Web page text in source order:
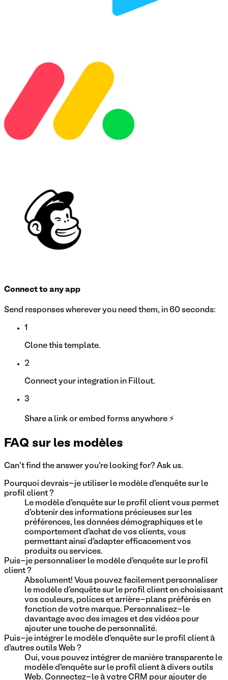
Connect to any app
Send responses wherever you need them, in 60 seconds:
1
Clone this template.
2
Connect your integration in Fillout.
3
Share a link or embed forms anywhere ⚡
FAQ sur les modèles
Can't find the answer you're looking for? Ask us.
Pourquoi devrais-je utiliser le modèle d'enquête sur le
profil client ?
Le modèle d'enquête sur le profil client vous permet
d'obtenir des informations précieuses sur les
préférences, les données démographiques et le
comportement d'achat de vos clients, vous
permettant ainsi d'adapter efficacement vos
produits ou services.
Puis-je personnaliser le modèle d'enquête sur le profil
client ?
Absolument! Vous pouvez facilement personnaliser
le modèle d'enquête sur le profil client en choisissant
vos couleurs, polices et arrière-plans préférés en
fonction de votre marque. Personnalisez-le
davantage avec des images et des vidéos pour
ajouter une touche de personnalité.
Puis-je intégrer le modèle d'enquête sur le profil client à
d'autres outils Web ?
Oui, vous pouvez intégrer de manière transparente le
modèle d'enquête sur le profil client à divers outils
Web. Connectez-le à votre CRM pour ajouter de